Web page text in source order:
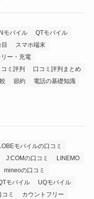
モバイル
QTモバイル
スマホ端末
ー・充電
コミ評判
口コミ評判まとめ
節約 電話の基礎知識
モバイルの口コミ
J:COMの口コミ
LINEMO
mineoの口コミ
モバイル
UQモバイル
ミ
カウントフリー